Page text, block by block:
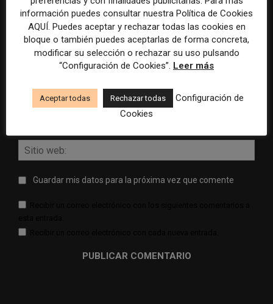
Comentario:
web:
Guardar mis datos para la próxima vez que comente
información puedes consultar nuestra Política de Cookies
AQUÍ. Puedes aceptar y rechazar todas las cookies en
bloque o también puedes aceptarlas de forma concreta,
modificar su selección o rechazar su uso pulsando
“Configuración de Cookies”. Leer más
Aceptar todas Rechazar todas
Configuración de
Cookies